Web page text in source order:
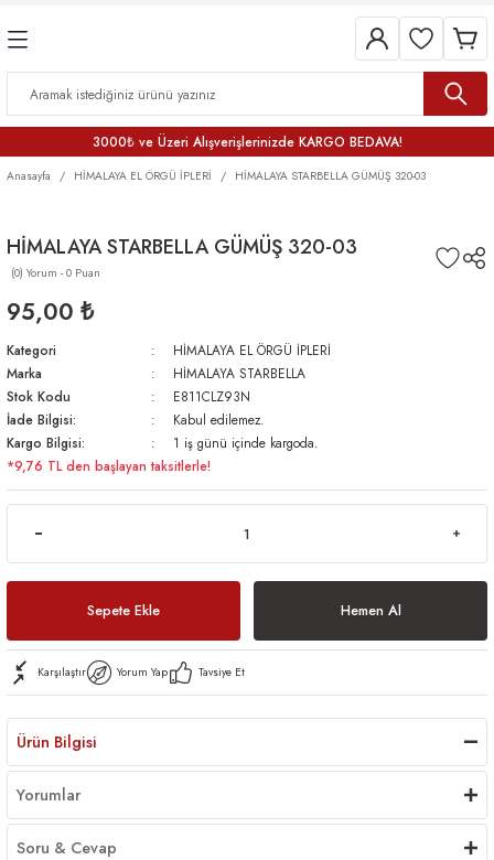
3000₺ ve Üzeri Alışverişlerinizde KARGO BEDAVA!
Anasayfa HİMALAYA EL ÖRGÜ İPLERİ HİMALAYA STARBELLA GÜMÜŞ 320-03
HİMALAYA STARBELLA GÜMÜŞ 320-03
(0) Yorum - 0 Puan
95,00 ₺
Kategori
HİMALAYA EL ÖRGÜ İPLERİ
Marka
HİMALAYA STARBELLA
Stok Kodu
E811CLZ93N
İade Bilgisi:
Kabul edilemez.
Kargo Bilgisi:
1 iş günü içinde kargoda.
*9,76 TL den başlayan taksitlerle!
Sepete Ekle Hemen Al
Karşılaştır Yorum Yap Tavsiye Et
Ürün Bilgisi
Yorumlar
Soru & Cevap